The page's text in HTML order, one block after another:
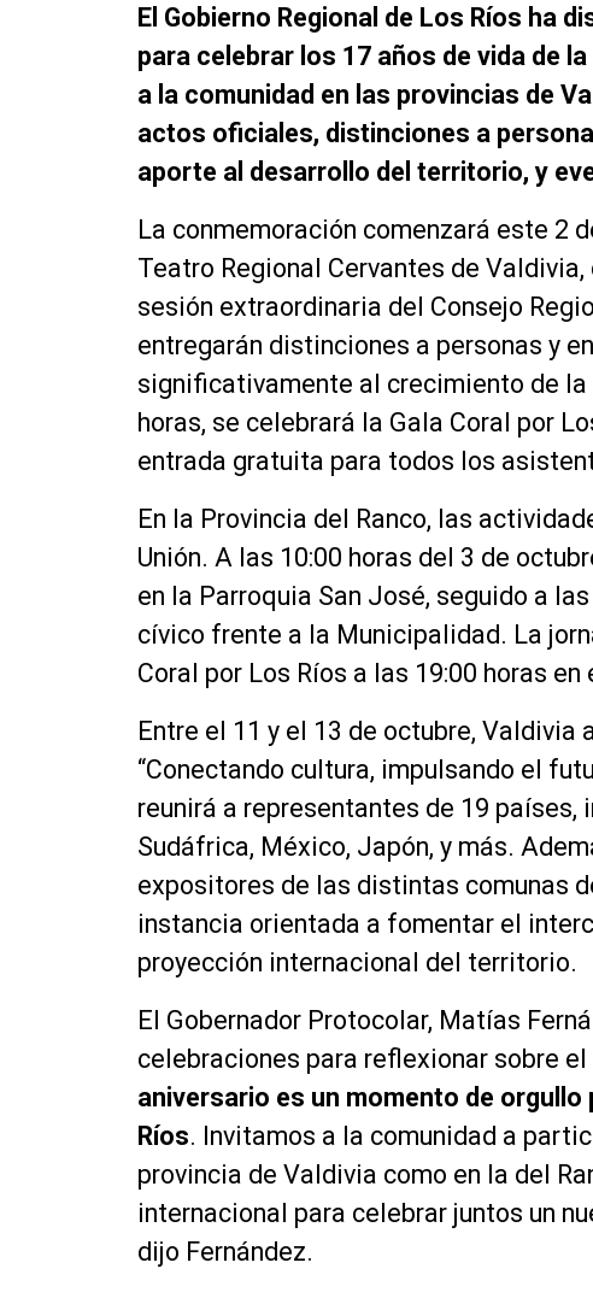
El Gobierno Regional de Los Ríos ha
para celebrar los 17 años de vida de
a la comunidad en las provincias de
actos oficiales, distinciones a
aporte al desarrollo del territorio, y
La conmemoración comenzará este 2
Teatro Regional Cervantes de
sesión extraordinaria del Consejo
entregarán distinciones a personas y
significativamente al crecimiento de la
horas, se celebrará la Gala Coral por
entrada gratuita para todos los
En la Provincia del Ranco, las
Unión. A las 10:00 horas del 3 de
en la Parroquia San José, seguido a
cívico frente a la Municipalidad. La
Coral por Los Ríos a las 19:00 horas
Entre el 11 y el 13 de octubre, Valdivia
“Conectando cultura, impulsando el
reunirá a representantes de 19 países,
Sudáfrica, México, Japón, y más.
expositores de las distintas comunas
instancia orientada a fomentar el
proyección internacional del territorio.
El Gobernador Protocolar, Matías
celebraciones para reflexionar sobre el
aniversario es un momento de
Ríos. Invitamos a la comunidad a
provincia de Valdivia como en la del
internacional para celebrar juntos un
dijo Fernández.